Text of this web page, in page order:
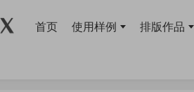
首页 使用样例 排版作品